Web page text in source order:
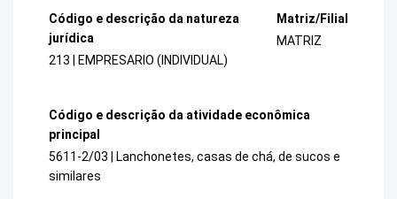
Código e descrição da natureza
jurídica
213 | EMPRESARIO (INDIVIDUAL)
Matriz/Filial
MATRIZ
Código e descrição da atividade econômica
principal
5611-2/03 | Lanchonetes, casas de chá, de sucos e
similares